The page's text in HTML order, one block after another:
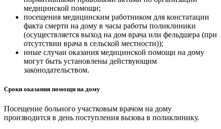
медицинской помощи;
посещения медицинским работником для констатации
факта смерти на дому в часы работы поликлиники
(осуществляется выход на дом врача или фельдшера (при
отсутствии врача в сельской местности));
иные случаи оказания медицинской помощи на дому
могут быть установлены действующим
законодательством.
Сроки оказания помощи на дому
Посещение больного участковым врачом на дому
производится в день поступления вызова в поликлинику.